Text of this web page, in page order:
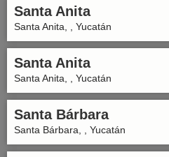
Santa Anita
Santa Anita, , Yucatán
Santa Anita
Santa Anita, , Yucatán
Santa Bárbara
Santa Bárbara, , Yucatán